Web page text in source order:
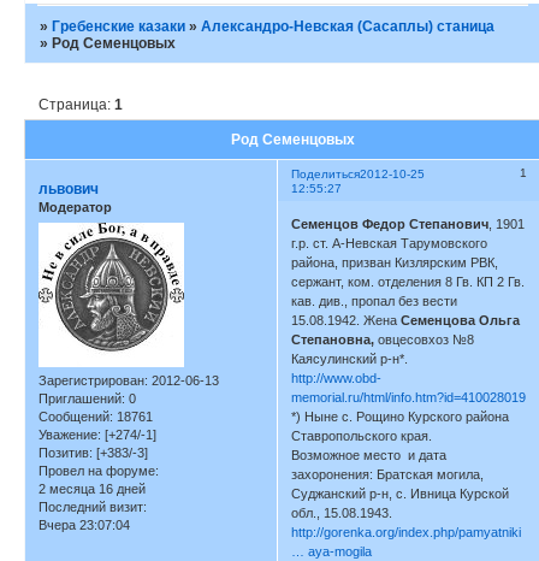
»Гребенские казаки »Александро-Невская (Сасаплы) станица
»Род Семенцовых
Род Семенцовых
Страница:1
Поделиться 1
2012-10-25
12:55:27
львович
Модератор
Зарегистрирован: 2012-06-13
Приглашений: 0
Сообщений: 18761
Уважение: [+274/-1]
Позитив: [+383/-3]
Провел на форуме:
2 месяца 16 дней
Последний визит:
Вчера 23:07:04
Семенцов Федор Степанович , 1901
г.р. ст. А-Невская Тарумовского
района, призван Кизлярским РВК,
сержант, ком. отделения 8 Гв. КП 2 Гв.
кав. див., пропал без вести
15.08.1942. ЖенаСеменцова Ольга
Степановна, овцесовхоз №8
Каясулинский р-н*.
http://www.obd-
memorial.ru/html/info.htm?id=410028019
*) Ныне с. Рощино Курского района
Ставропольского края.
Возможное место и дата
захоронения: Братская могила,
Суджанский р-н, с. Ивница Курской
обл., 15.08.1943.
http://gorenka.org/index.php/pamyatniki
… aya-mogila